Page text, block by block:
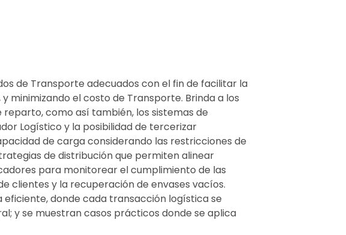
de Transporte adecuados con el fin de facilitar la
minimizando el costo de Transporte. Brinda a los
como así también, los sistemas de
Logístico y la posibilidad de tercerizar
de carga considerando las restricciones de
de distribución que permiten alinear
para monitorear el cumplimiento de las
clientes y la recuperación de envases vacíos.
donde cada transacción logística se
y se muestran casos prácticos donde se aplica